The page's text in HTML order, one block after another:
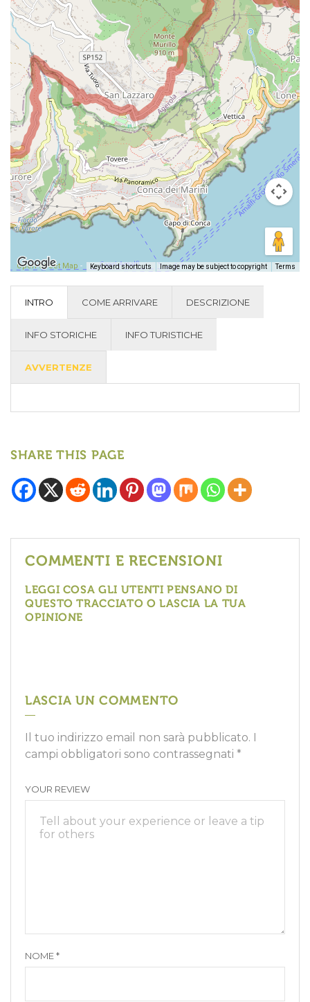
Open Street Map - Keyboard shortcuts Image may be subject to copyright Terms
INTRO COME ARRIVARE DESCRIZIONE
INFO STORICHE INFO TURISTICHE
AVVERTENZE
SHARE THIS PAGE
COMMENTI E RECENSIONI
LEGGI COSA GLI UTENTI PENSANO DI
QUESTO TRACCIATO O LASCIA LA TUA
OPINIONE
LASCIA UN COMMENTO
Il tuo indirizzo email non sarà pubblicato. I
campi obbligatori sono contrassegnati *
YOUR REVIEW
NOME*